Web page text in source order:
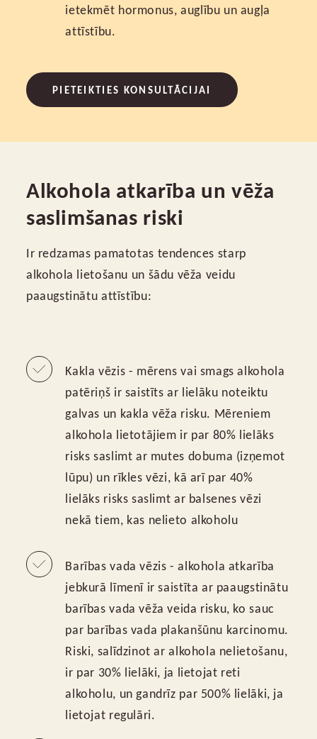
ietekmēt hormonus, auglību un augļa
attīstību.
PIETEIKTIES KONSULTĀCIJAI
Alkohola atkarība un vēža
saslimšanas riski
Ir redzamas pamatotas tendences starp
alkohola lietošanu un šādu vēža veidu
paaugstinātu attīstību:
Kakla vēzis - mērens vai smags alkohola
patēriņš ir saistīts ar lielāku noteiktu
galvas un kakla vēža risku. Mēreniem
alkohola lietotājiem ir par 80% lielāks
risks saslimt ar mutes dobuma (izņemot
lūpu) un rīkles vēzi, kā arī par 40%
lielāks risks saslimt ar balsenes vēzi
nekā tiem, kas nelieto alkoholu
Barības vada vēzis - alkohola atkarība
jebkurā līmenī ir saistīta ar paaugstinātu
barības vada vēža veida risku, ko sauc
par barības vada plakanšūnu karcinomu.
Riski, salīdzinot ar alkohola nelietošanu,
ir par 30% lielāki, ja lietojat reti
alkoholu, un gandrīz par 500% lielāki, ja
lietojat regulāri.